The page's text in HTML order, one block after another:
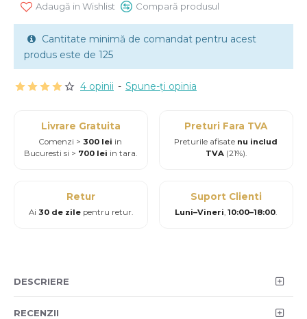
4 opinii - Spune-ţi opinia
Adaugă in Wishlist Compară produsul
Cantitate minimă de comandat pentru acest
produs este de 125
Livrare Gratuita
Comenzi >300 lei in
Bucuresti si > 700 lei in tara.
Preturi Fara TVA
Preturile afisate nu includ
TVA(21%).
Retur
Ai 30 de zilepentru retur.
Suport Clienti
Luni–Vineri,10:00–18:00.
DESCRIERE
RECENZII